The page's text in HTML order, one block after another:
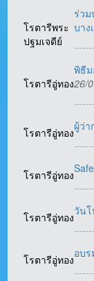
โรตารีพระ
ปฐมเจดีย์
ร่ว
บาง
โรตารีอู่ทอง
พิธี
26/
โรตารีอู่ทองผู้ว่า
โรตารีอู่ทอง
โรตารีอู่ทองวัน
โรตารีอู่ทองอบร